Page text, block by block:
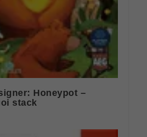
Honeypot –
stack